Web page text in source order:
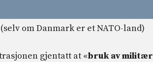
gjentatt at «bruk av militær